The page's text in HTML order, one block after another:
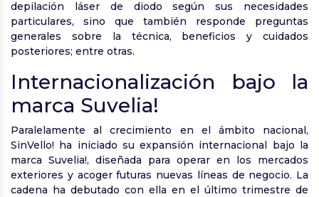
depilación láser de diodo según sus necesidades
particulares, sino que también responde preguntas
generales sobre la técnica, beneficios y cuidados
posteriores; entre otras.
Internacionalización bajo la
marca Suvelia!
Paralelamente al crecimiento en el ámbito nacional,
SinVello! ha iniciado su expansión internacional bajo la
marca Suvelia!, diseñada para operar en los mercados
exteriores y acoger futuras nuevas líneas de negocio. La
cadena ha debutado con ella en el último trimestre de